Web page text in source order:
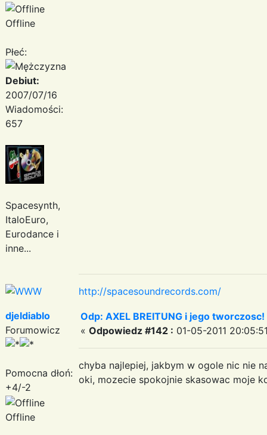
Offline
Płeć:
Debiut:
2007/07/16
Wiadomości:
657
Spacesynth,
ItaloEuro,
Eurodance i
inne...
http://spacesoundrecords.com/
djeldiablo
Forumowicz
Pomocna dłoń:
+4/-2
Offline
Odp: AXEL BREITUNG i jego
« Odpowiedz #142 : 01-05-2011
chyba najlepiej, jakbym w ogole nic nie
oki, mozecie spokojnie skasowac moje